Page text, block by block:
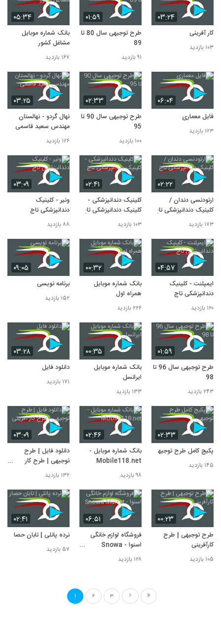
۰۳:۲۴
کار آفرینی
۱۰۳ بازدید
۰۱:۵۹
طرح توجیهی سال 80 تا
89
۹۱ بازدید
۰۵:۳۴
بانک شماره موبایل
مشاغل کشور
۱۶۷ بازدید
۰۶:۰۴
فایل معماری
۱۲۳ بازدید
۰۲:۳۳
طرح توجیهی سال 90 تا
95
۱۰۰ بازدید
۰۳:۲۵
نهال گردو - نهالستان
مهندس سعید قاسمی
۱۲۶ بازدید
۰۲:۲۲
ارتودنسی دندان /
کلینیک دندانپزشکی تاج
۱۷۳ بازدید
۰۲:۴۱
کلینیک دندانپزشکی -
کلینیک دندانپزشکی تاج
۱۰۳ بازدید
۰۳:۰۹
ونیر - کلینیک
دندانپزشکی تاج
۸۸ بازدید
۰۴:۵۷
ایمپلنت - کلینیک
دندانپزشکی تاج
۱۲۰ بازدید
۰۰:۳۲
بانک شماره موبایل
همراه اول
۲۲۶ بازدید
۰۹:۰۵
برنامه نویسی
۱۵۲ بازدید
۰۱:۵۹
طرح توجیهی سال 96 تا
98
۲۴۳ بازدید
۰۰:۳۵
بانک شماره موبایل
ایرانسل
۱۳۳ بازدید
۰۳:۲۸
دانلود فایل
۱۷۱ بازدید
۰۲:۳۳
پکیج کامل طرح توجیهی
۱۴۵ بازدید
۰۲:۴۶
بانک شماره موبایل -
Mobile118.net
۹۸ بازدید
۰۳:۰۹
دانلود فایل | طرح
توجیهی | طرح کار
آفرینی
۱۳۲ بازدید
۰۰:۲۳
طرح توجیهی | طرح
کارآفرینی
۱۰۵ بازدید
۰۶:۵۱
فروشگاه لوازم خانگی
اسنوا - Snowa
Market
۱۲۸ بازدید
۰۲:۴۱
نرده پانلی | تابان حصار
۵۷ بازدید
1 2 3